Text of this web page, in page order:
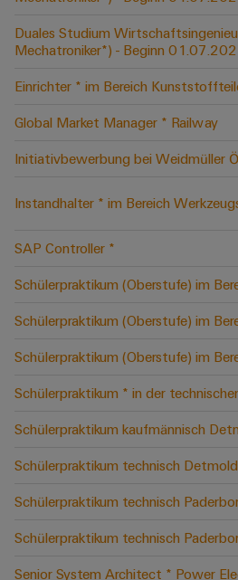
Duales Studium
Mechatroniker*) - Beginn
Einrichter * im Bereich
Global Market Manager * Railway
Initiativbewerbung bei Weidmüller
Instandhalter * im Bereich
SAP Controller *
Schülerpraktikum (Oberstufe) im
Schülerpraktikum (Oberstufe) im
Schülerpraktikum (Oberstufe) im
Schülerpraktikum * in der
Schülerpraktikum kaufmännisch
Schülerpraktikum technisch
Schülerpraktikum technisch
Schülerpraktikum technisch
Senior System Architect * Power